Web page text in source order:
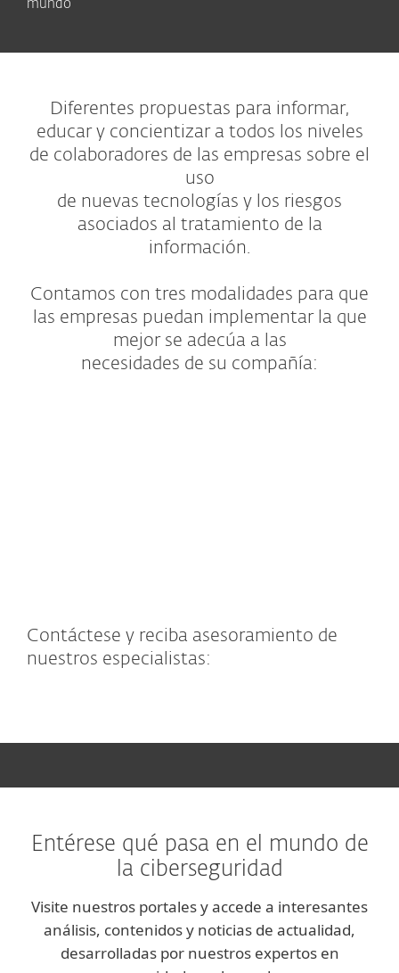
mundo
Diferentes propuestas para informar,
educar y concientizar a todos los niveles
de colaboradores de las empresas sobre el
uso
de nuevas tecnologías y los riesgos
asociados al tratamiento de la
información.
Contamos con tres modalidades para que
las empresas puedan implementar la que
mejor se adecúa a las
necesidades de su compañía:
Contáctese y reciba asesoramiento de
nuestros especialistas:
Entérese qué pasa en el mundo de
la ciberseguridad
Visite nuestros portales y accede a interesantes
análisis, contenidos y noticias de actualidad,
desarrolladas por nuestros expertos en